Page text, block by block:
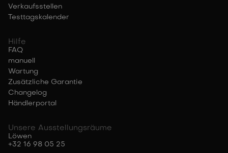
Verkaufsstellen
Testtagskalender
Hilfe
FAQ
manuell
Wartung
Zusätzliche Garantie
Changelog
Händlerportal
Unsere Ausstellungsräume
Löwen
+32 16 98 05 25